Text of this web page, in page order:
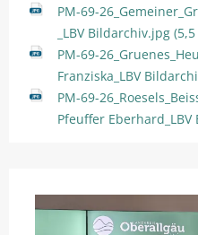
PM-69-
_LBV Bildarchiv.jpg
PM-69-
Franziska_LBV
PM-69-
Pfeuffer